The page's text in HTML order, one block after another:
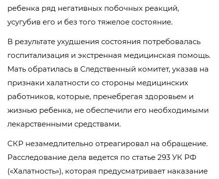
ребенка ряд негативных побочных реакций,
усугубив его и без того тяжелое состояние.
В результате ухудшения состояния потребовалась
госпитализация и экстренная медицинская помощь.
Мать обратилась в Следственный комитет, указав на
признаки халатности со стороны медицинских
работников, которые, пренебрегая здоровьем и
жизнью ребенка, не обеспечили его необходимыми
лекарственными средствами.
СКР незамедлительно отреагировал на обращение.
Расследование дела ведется по статье 293 УК РФ
(«Халатность»), которая предусматривает наказание